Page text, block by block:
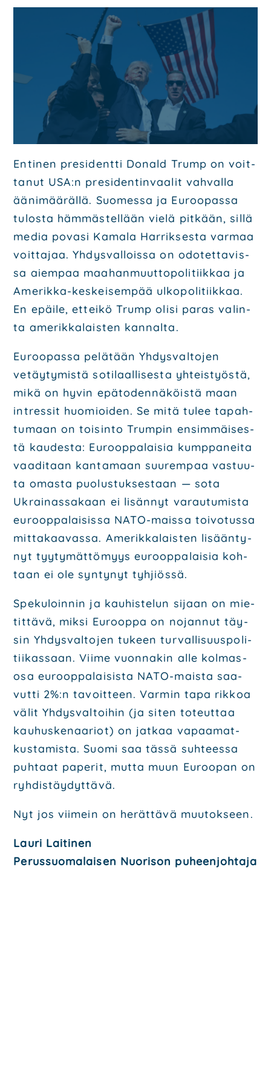
Poliit­ti­set saa­vu­tuk­set
Päät­tä­jät
Ota yhteyt­tä
Hal­li­tus
Ehdo­tuk­set
Päi­vi­tä jäsen­tie­to­si
Mate­ri­aa­li­pank­ki
Lii­ty mei­hin
Enti­nen pre­si­dent­ti Donald Trump on voit­
ta­nut USA:n pre­si­den­tin­vaa­lit vah­val­la
ääni­mää­räl­lä. Suo­mes­sa ja Euroo­pas­sa
tulos­ta häm­mäs­tel­lään vie­lä pit­kään, sil­lä
media pova­si Kama­la Har­rik­ses­ta var­maa
voit­ta­jaa. Yhdys­val­lois­sa on odo­tet­ta­vis­
sa aiem­paa maa­han­muut­to­po­li­tiik­kaa ja
Ame­rik­ka-kes­kei­sem­pää ulko­po­li­tiik­kaa.
En epäi­le, ettei­kö Trump oli­si paras valin­
ta ame­rik­ka­lais­ten kan­nal­ta.
Euroo­pas­sa pelä­tään Yhdys­val­to­jen
vetäy­ty­mis­tä soti­laal­li­ses­ta yhteis­työs­tä,
mikä on hyvin epä­to­den­nä­köis­tä maan
int­res­sit huo­mioi­den. Se mitä tulee tapah­
tu­maan on toi­sin­to Trum­pin ensim­mäi­ses­
tä kau­des­ta: Euroop­pa­lai­sia kump­pa­nei­ta
vaa­di­taan kan­ta­maan suu­rem­paa vas­tuu­
ta omas­ta puo­lus­tuk­ses­taan — sota
Ukrai­nas­sa­kaan ei lisän­nyt varau­tu­mis­ta
euroop­pa­lai­sis­sa NATO-mais­sa toi­vo­tus­sa
mit­ta­kaa­vas­sa. Ame­rik­ka­lais­ten lisään­ty­
nyt tyy­ty­mät­tö­myys euroop­pa­lai­sia koh­
taan ei ole syn­ty­nyt tyh­jiös­sä.
Spe­ku­loin­nin ja kau­his­te­lun sijaan on mie­
tit­tä­vä, mik­si Euroop­pa on nojan­nut täy­
sin Yhdys­val­to­jen tukeen tur­val­li­suus­po­li­
tii­kas­saan. Vii­me vuon­na­kin alle kol­mas­
osa euroop­pa­lai­sis­ta NATO-mais­ta saa­
vut­ti 2%:n tavoit­teen. Var­min tapa rik­koa
välit Yhdys­val­toi­hin (ja siten toteut­taa
kau­hus­ke­naa­riot) on jat­kaa vapaa­mat­
kus­ta­mis­ta. Suo­mi saa täs­sä suh­tees­sa
puh­taat pape­rit, mut­ta muun Euroo­pan on
ryh­dis­täy­dyt­tä­vä.
Nyt jos vii­mein on herät­tä­vä muu­tok­seen.
Lau­ri Lai­ti­nen
Perus­suo­ma­lai­sen Nuo­ri­son puheen­joh­ta­ja